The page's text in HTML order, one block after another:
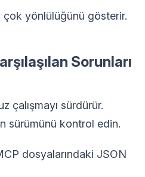
çok yönlülüğünü gösterir.
Sorunları
çalışmayı sürdürür.
sürümünü kontrol edin.
dosyalarındaki JSON